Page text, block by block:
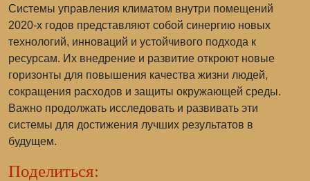
Системы управления климатом внутри помещений
2020-х годов представляют собой синергию новых
технологий, инноваций и устойчивого подхода к
ресурсам. Их внедрение и развитие откроют новые
горизонты для повышения качества жизни людей,
сокращения расходов и защиты окружающей среды.
Важно продолжать исследовать и развивать эти
системы для достижения лучших результатов в
будущем.
Поделиться: